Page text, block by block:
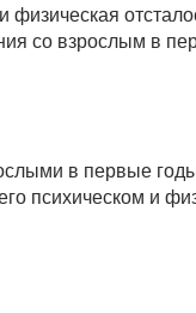
физическая
со взрослым в
в первые
психическом и